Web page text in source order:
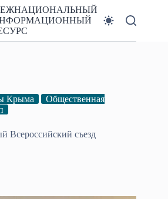
Крыма
Общественная
Всероссийский съезд